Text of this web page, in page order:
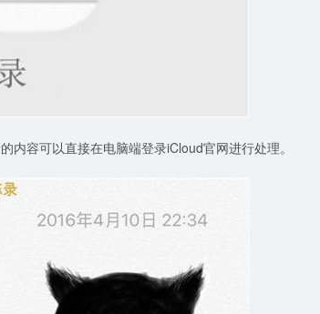
容可以直接在电脑端登录iCloud官网进行处理。